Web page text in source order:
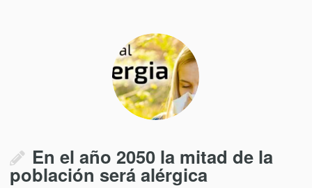
En el año 2050 la mitad de la
población será alérgica